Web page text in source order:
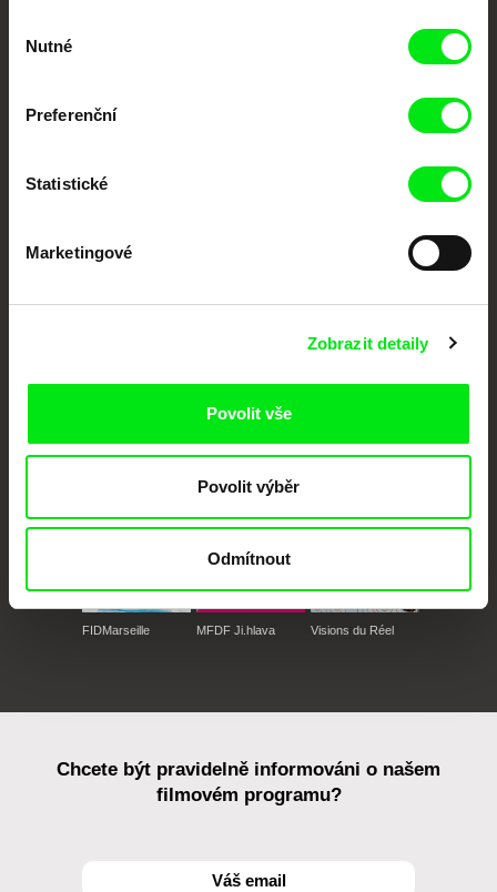
souhlasu
Nutné
Preferenční
Statistické
Marketingové
Zobrazit detaily
Povolit vše
Povolit výběr
Odmítnout
Portál DAFilms.cz je výsledkem tvůrčí spolupráce 7 klíčových evropských
Millennium Docs
FIDMarseille MFDF Ji.hlava Visions du Réel
Chcete být pravidelně informováni o našem
filmovém programu?